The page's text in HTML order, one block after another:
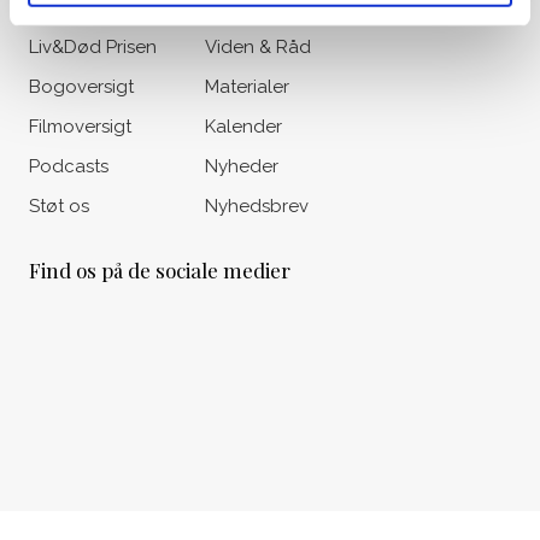
Om os
Liv&Død Prisen
Bogoversigt
Filmoversigt
Podcasts
Støt os
Vores historie
Viden & Råd
Materialer
Kalender
Nyheder
Nyhedsbrev
Find os på de sociale medier